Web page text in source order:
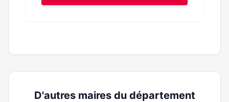
D'autres maires du département